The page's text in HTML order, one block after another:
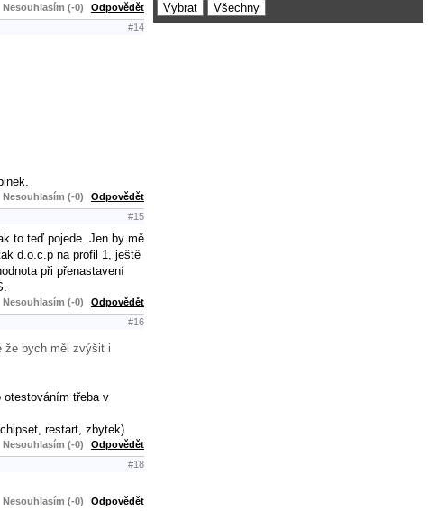
Nesouhlasím (-0) Odpovědět
#14
Nesouhlasím (-0) Odpovědět
#15
to teď pojede. Jen by mě
d.o.c.p na profil 1, ještě
při přenastavení
Nesouhlasím (-0) Odpovědět
#16
že bych měl zvýšit i
otestováním třeba v
restart, zbytek)
Nesouhlasím (-0) Odpovědět
#18
Nesouhlasím (-0) Odpovědět